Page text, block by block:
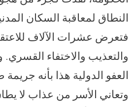
النطاق لمعاقبة السكان
فتعرض عشرات الآلاف
والتعذيب والاختفاء
العفو الدولية هذا بأنه جريمة
وتعاني الأسر من عذاب لا